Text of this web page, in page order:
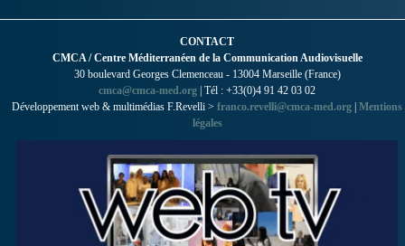
CONTACT
CMCA / Centre Méditerranéen de la Communication Audiovisuelle
30 boulevard Georges Clemenceau - 13004 Marseille (France)
cmca@cmca-med.org | Tél : +33(0)4 91 42 03 02
Développement web & multimédias F.Revelli > franco.revelli@cmca-med.org Mentions
légales